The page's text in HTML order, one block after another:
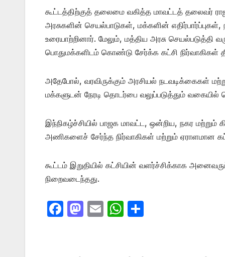
கூட்டத்திற்குத் தலைமை வகித்த மாவட்டத் தலைவர்
அரசுகளின் செயல்பாடுகள், மக்களின்
உரையாற்றினார். மேலும், மத்திய அரசு
பொதுமக்களிடம் கொண்டு சேர்க்க கட்சி நிர்வாகிகள்
அதேபோல், வரவிருக்கும் அரசியல் நடவடிக்கைகள்
மக்களுடன் நேரடி தொடர்பை வலுப்படுத்தும் வகையில்
இந்நிகழ்ச்சியில் பாஜக மாவட்ட, ஒன்றிய, நகர
அணிகளைச் சேர்ந்த நிர்வாகிகள் மற்றும் ஏராளமான
கூட்டம் இறுதியில் கட்சியின் வளர்ச்சிக்காக
நிறைவடைந்தது.
F
M E
W